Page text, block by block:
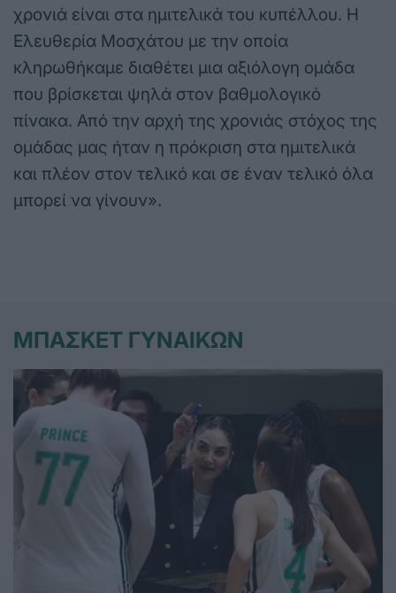
χρονιά είναι στα ημιτελικά του κυπέλλου. Η
Ελευθερία Μοσχάτου με την οποία
κληρωθήκαμε διαθέτει μια αξιόλογη ομάδα
που βρίσκεται ψηλά στον βαθμολογικό
πίνακα. Από την αρχή της χρονιάς στόχος της
ομάδας μας ήταν η πρόκριση στα ημιτελικά
και πλέον στον τελικό και σε έναν τελικό όλα
μπορεί να γίνουν».
ΜΠΑΣΚΕΤ ΓΥΝΑΙΚΩΝ